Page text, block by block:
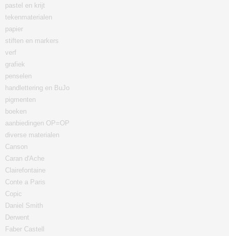
pastel en krijt
tekenmaterialen
papier
stiften en markers
verf
grafiek
penselen
handlettering en BuJo
pigmenten
boeken
aanbiedingen OP=OP
diverse materialen
Canson
Caran d'Ache
Clairefontaine
Conte a Paris
Copic
Daniel Smith
Derwent
Faber Castell